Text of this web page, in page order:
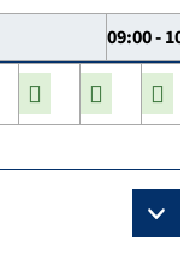
09:00 -